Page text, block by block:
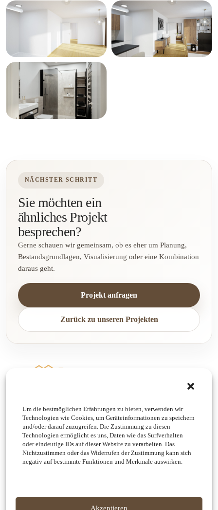
Um die bestmöglichen Erfahrungen zu bieten, verwenden wir
Technologien wie Cookies, um Geräteinformationen zu speichern
und/oder darauf zuzugreifen. Die Zustimmung zu diesen
Technologien ermöglicht es uns, Daten wie das Surfverhalten
oder eindeutige IDs auf dieser Website zu verarbeiten. Das
Nichtzustimmen oder das Widerrufen der Zustimmung kann sich
negativ auf bestimmte Funktionen und Merkmale auswirken.
Akzeptieren
NÄCHSTER SCHRITT
Sie möchten ein
ähnliches Projekt
besprechen?
Gerne schauen wir gemeinsam, ob es eher um Planung,
Bestandsgrundlagen, Visualisierung oder eine Kombination
daraus geht.
Projekt anfragen
Zurück zu unseren Projekten
Startseite
Laservermessung & Bestand
Planungsdienstleistungen
3D & Visualisierung
Unsere Projekte